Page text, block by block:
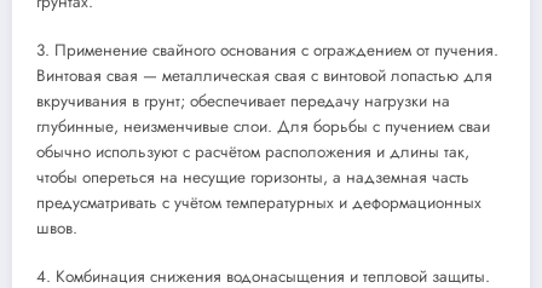
3. Применение свайного основания с ограждением от пучения.
Винтовая свая — металлическая свая с винтовой лопастью для
вкручивания в грунт; обеспечивает передачу нагрузки на
глубинные, неизменчивые слои. Для борьбы с пучением сваи
обычно используют с расчётом расположения и длины так,
чтобы опереться на несущие горизонты, а надземная часть
предусматривать с учётом температурных и деформационных
швов.
4. Комбинация снижения водонасыщения и тепловой защиты.